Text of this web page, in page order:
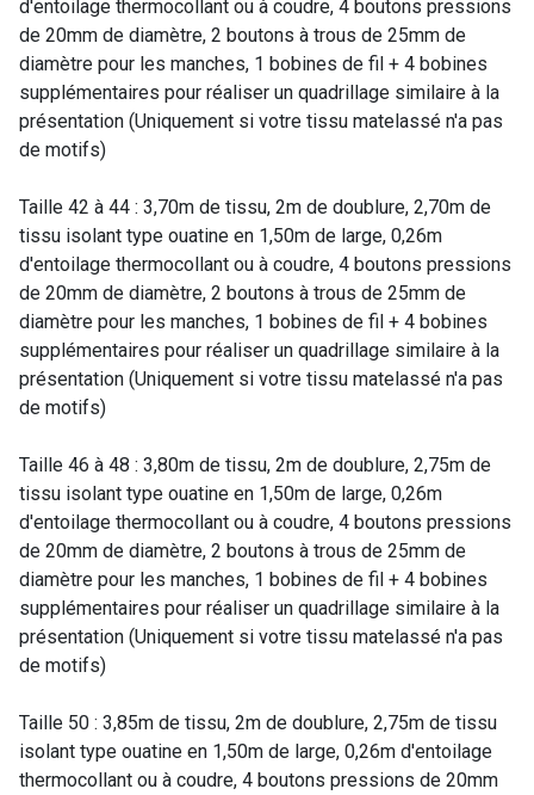
d'entoilage thermocollant ou à coudre, 4 boutons pressions
de 20mm de diamètre, 2 boutons à trous de 25mm de
diamètre pour les manches, 1 bobines de fil + 4 bobines
supplémentaires pour réaliser un quadrillage similaire à la
présentation (Uniquement si votre tissu matelassé n'a pas
de motifs)
Taille 42 à 44 : 3,70m de tissu, 2m de doublure, 2,70m de
tissu isolant type ouatine en 1,50m de large, 0,26m
d'entoilage thermocollant ou à coudre, 4 boutons pressions
de 20mm de diamètre, 2 boutons à trous de 25mm de
diamètre pour les manches, 1 bobines de fil + 4 bobines
supplémentaires pour réaliser un quadrillage similaire à la
présentation (Uniquement si votre tissu matelassé n'a pas
de motifs)
Taille 46 à 48 : 3,80m de tissu, 2m de doublure, 2,75m de
tissu isolant type ouatine en 1,50m de large, 0,26m
d'entoilage thermocollant ou à coudre, 4 boutons pressions
de 20mm de diamètre, 2 boutons à trous de 25mm de
diamètre pour les manches, 1 bobines de fil + 4 bobines
supplémentaires pour réaliser un quadrillage similaire à la
présentation (Uniquement si votre tissu matelassé n'a pas
de motifs)
Taille 50 : 3,85m de tissu, 2m de doublure, 2,75m de tissu
isolant type ouatine en 1,50m de large, 0,26m d'entoilage
thermocollant ou à coudre, 4 boutons pressions de 20mm